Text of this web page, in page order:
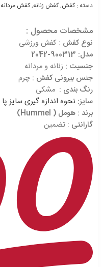
دسته :کفش,کفش زنانه,کفش مردانه
مشخصات محصول :
نوع کفش : کفش ورزشی
مدل: 900313-2042
جنسیت : زنانه و مردانه
جنس بیرونی کفش : چرم
رنگ بندی : مشکی
سایز: نحوه اندازه گیری سایز پا
برند : هومل ( Hummel)
گارانتی : تضمین